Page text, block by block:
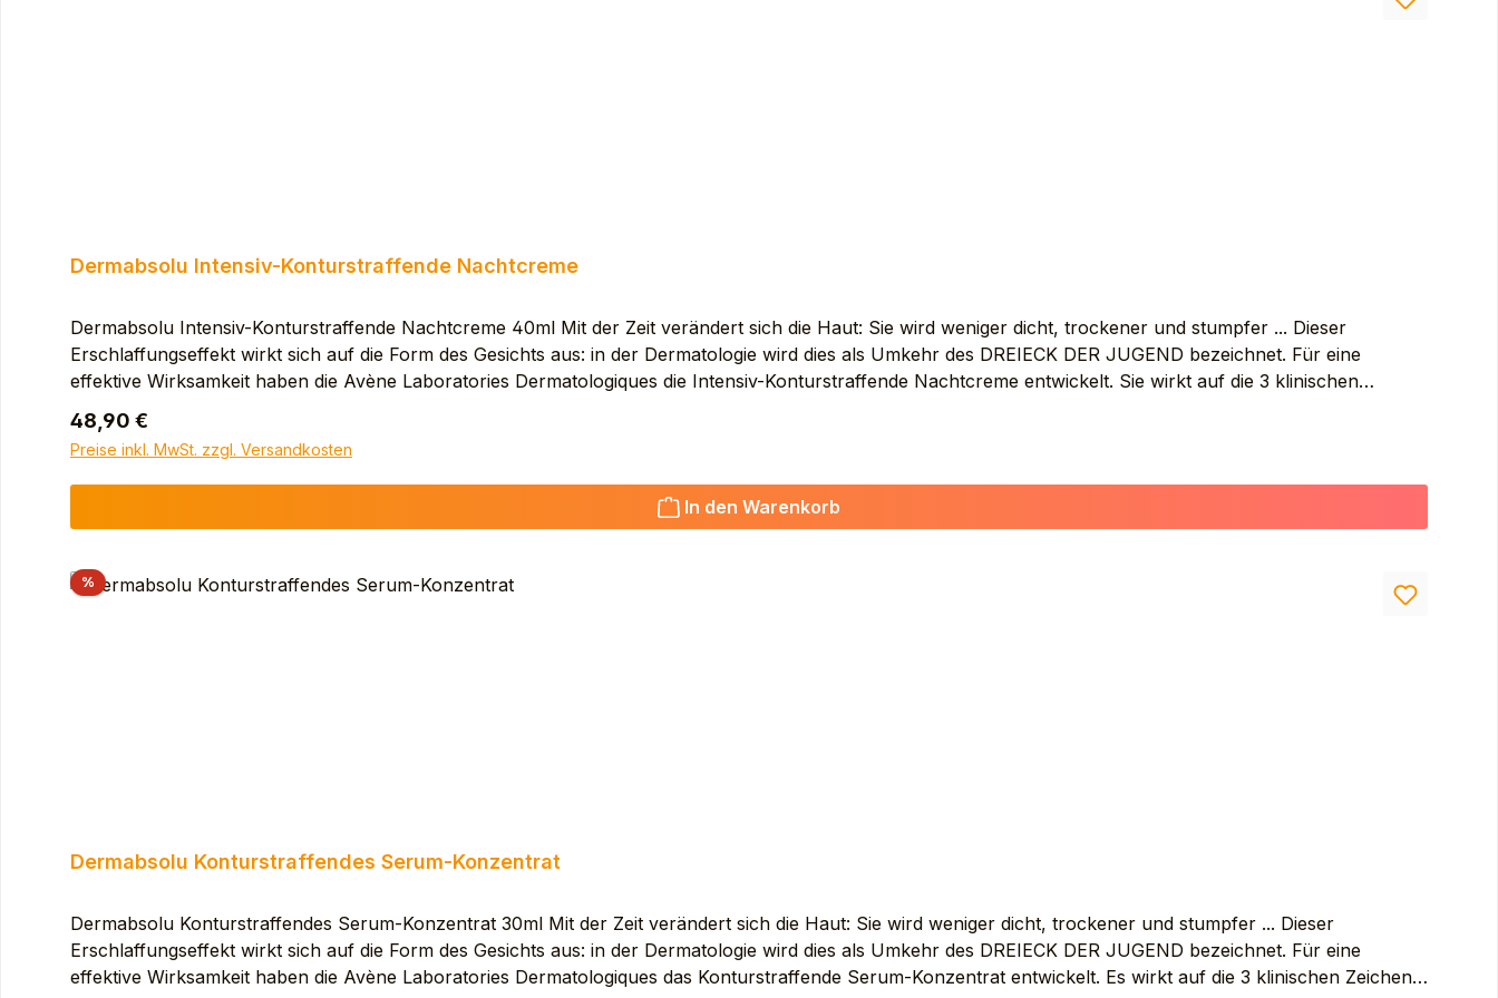
Dermabsolu Intensiv-Konturstraffende Nachtcreme
Dermabsolu Intensiv-Konturstraffende Nachtcreme 40ml Mit der Zeit verändert sich die Haut: Sie wird weniger dicht, trockener und stumpfer ... Dieser
Erschlaffungseffekt wirkt sich auf die Form des Gesichts aus: in der Dermatologie wird dies als Umkehr des DREIECK DER JUGEND bezeichnet. Für eine
effektive Wirksamkeit haben die Avène Laboratories Dermatologiques die Intensiv-Konturstraffende Nachtcreme entwickelt. Sie wirkt auf die 3 klinischen
Zeichen der Hautalterung: Strukturverlust, Trockenheit und ungleichmäßiger Teint. Ihr TRIO aus Aktivstoffen auf der Basis von Bakuchiol, Pro-Ceramiden und
Niacinamid hilft, die Haut zu VERDICHTEN und STRAFFEN, die Gesichtskonturen NEU zu DEFINIEREN und empfindliche Haut INTENSIV ZU NÄHREN.
Anwendung Einmal täglich. Abends auf das Gesicht, Hals und Dekolleté auftragen, alleine oder nach einem Serum. Kann auch als Maske abgewendet werden:
1- bis 3-Mal pro Woche großzügig auftragen, 10 Minuten einwirken lassen, anschließend überschüssiges Produkt entfernen. Inhalt AVENE THERMAL SPRING
WATER (AVENE AQUA). GLYCERIN. PENTYLENE GLYCOL. COCO-CAPRYLATE/CAPRATE. HYDROXYETHYL ACRYLATE/SODIUM ACRYLOYLDIMETHYL
BETA-CARYOPHYLLENE. CAPRYLIC/CAPRIC TRIGLYCERIDE. CARAMEL. CITRIC ACID. DIMETHYL PHENETHYL ACETATE. FRAGRANCE (PARFUM).
GLYCERYL LINOLENATE. GLYCERYL OLEATE. GLYCERYL PALMITATE. GLYCERYL STEARATE. GLYCINE SOJA (SOYBEAN) OIL (GLYCINE SOJA OIL).
Regulärer Preis:
48,90 €
Preise inkl. MwSt. zzgl. Versandkosten
In den Warenkorb
% Rabatt
Dermabsolu Konturstraffendes Serum-Konzentrat
Dermabsolu Konturstraffendes Serum-Konzentrat 30ml Mit der Zeit verändert sich die Haut: Sie wird weniger dicht, trockener und stumpfer ... Dieser
Erschlaffungseffekt wirkt sich auf die Form des Gesichts aus: in der Dermatologie wird dies als Umkehr des DREIECK DER JUGEND bezeichnet. Für eine
effektive Wirksamkeit haben die Avène Laboratories Dermatologiques das Konturstraffende Serum-Konzentrat entwickelt. Es wirkt auf die 3 klinischen Zeichen